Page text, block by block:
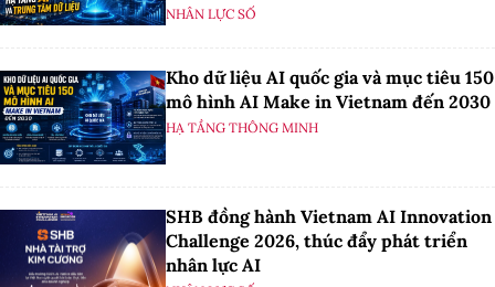
NHÂN LỰC SỐ
Kho dữ liệu AI quốc gia và mục tiêu 150
mô hình AI Make in Vietnam đến 2030
HẠ TẦNG THÔNG MINH
SHB đồng hành Vietnam AI Innovation
Challenge 2026, thúc đẩy phát triển
nhân lực AI